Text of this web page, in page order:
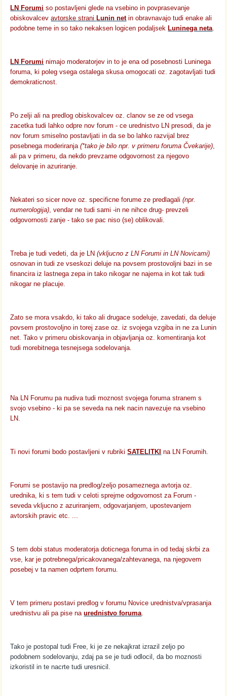
LN Forumi so postavljeni glede na vsebino in povprasevanje
obiskovalcevavtorske strani Lunin netin obravnavajo tudi enake ali
podobne teme in so tako nekaksen logicen podaljsek Luninega neta.
LN Forumi nimajo moderatorjev in to je ena od posebnosti Luninega
foruma, ki poleg vsega ostalega skusa omogocati oz. zagotavljati tudi
demokraticnost.
Po zelji ali na predlog obiskovalcev oz. clanov se ze od vsega
zacetka tudi lahko odpre nov forum - ce urednistvo LN presodi, da je
nov forum smiselno postavljati in da se bo lahko razvijal brez
posebnega moderiranja(*tako je bilo npr. v primeru foruma Čvekarije),
ali pa v primeru, da nekdo prevzame odgovornost za njegovo
delovanje in azuriranje.
Nekateri so sicer nove oz. specificne forume ze predlagali(npr.
numerologija), vendar ne tudi sami -in ne nihce drug- prevzeli
odgovornosti zanje - tako se pac niso (se) oblikovali.
Treba je tudi vedeti, da je LN(vkljucno z LN Forumi in LN Novicami)
osnovan in tudi ze vseskozi deluje na povsem prostovoljni bazi in se
financira iz lastnega zepa in tako nikogar ne najema in kot tak tudi
nikogar ne placuje.
Zato se mora vsakdo, ki tako ali drugace sodeluje, zavedati, da deluje
povsem prostovoljno in torej zase oz. iz svojega vzgiba in ne za Lunin
net. Tako v primeru obiskovanja in objavljanja oz. komentiranja kot
tudi morebitnega tesnejsega sodelovanja.
Na LN Forumu pa nudiva tudi moznost svojega foruma stranem s
svojo vsebino - ki pa se seveda na nek nacin navezuje na vsebino
LN.
Ti novi forumi bodo postavljeni v rubrikiSATELITKI na LN Forumih.
Forumi se postavijo na predlog/zeljo posameznega avtorja oz.
urednika, ki s tem tudi v celoti sprejme odgovornost za Forum -
seveda vkljucno z azuriranjem, odgovarjanjem, upostevanjem
avtorskih pravic etc. ...
S tem dobi status moderatorja doticnega foruma in od tedaj skrbi za
vse, kar je potrebnega/pricakovanega/zahtevanega, na njegovem
posebej v ta namen odprtem forumu.
V tem primeru postavi predlog v forumu Novice urednistva/vprasanja
urednistvu ali pa pise naurednistvo foruma.
Tako je postopal tudi Free, ki je ze nekajkrat izrazil zeljo po
podobnem sodelovanju, zdaj pa se je tudi odlocil, da bo moznosti
izkoristil in te nacrte tudi uresnicil.